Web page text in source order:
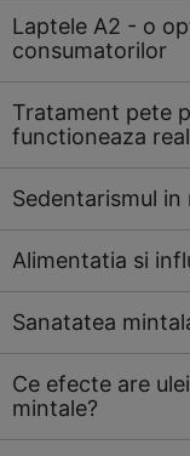
Laptele A2 - o
consumatorilor
Tratament pete
functioneaza real
Sedentarismul
Alimentatia si
Sanatatea
Ce efecte are
mintale?